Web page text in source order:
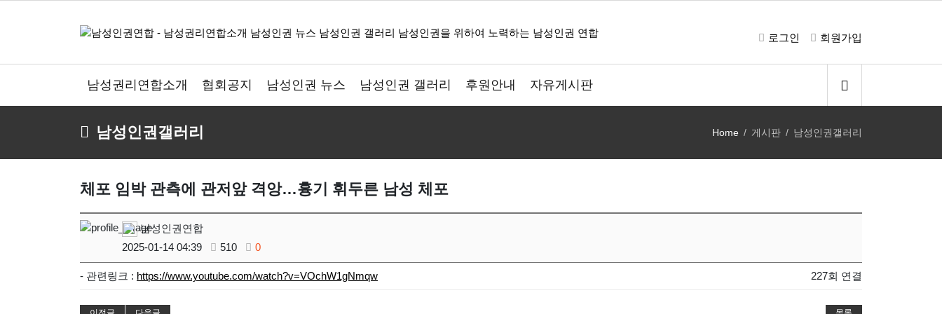
로그인 회원가입
남성권리연합소개 협회공지 남성인권 뉴스 남성인권 갤러리 후원안내 자유게시판
남성인권갤러리 Home 게시판 남성인권갤러리
체포 임박 관측에 관저앞 격앙…흉기 휘두른 남성 체포
남성인권연합
2025-01-14 04:39
510 0
- 관련링크 : https://www.youtube.com/watch?v=VOchW1gNmqw 227회 연결